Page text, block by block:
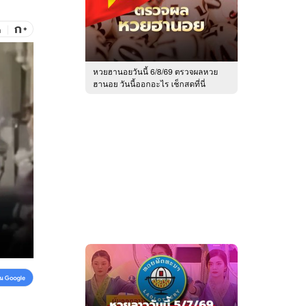
WeTV
Exclusive WeTV
นิยาย
ก+
Google
หมวด
สังคม
หวยฮานอยวันนี้ 6/8/69 ตรวจผลหวย
ฮานอย วันนี้ออกอะไร เช็กสดที่นี่